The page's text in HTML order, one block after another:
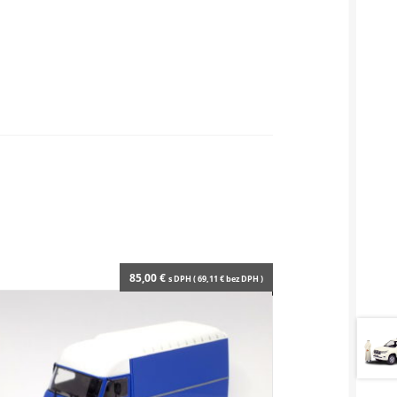
85,00€ s DPH (69,11 €bez DPH )